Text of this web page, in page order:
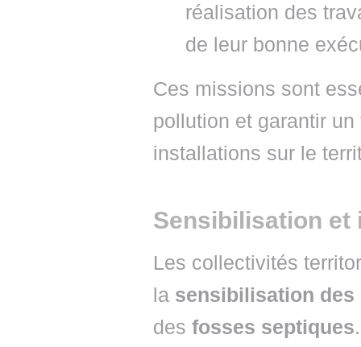
réalisation des
de leur bonne
Ces missions sont
pollution et garantir
installations sur le
Sensibilisation et
Les collectivités
la sensibilisation des
des fosses septiques